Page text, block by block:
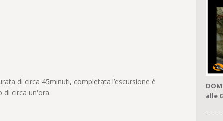
di circa 45minuti, completata l’escursione è
di circa un'ora.
alle